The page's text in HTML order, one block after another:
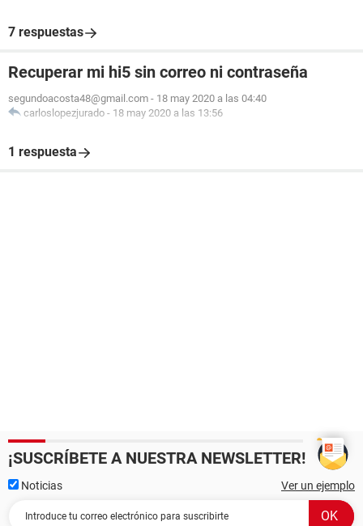
7 respuestas
Recuperar mi hi5 sin correo ni contraseña
segundoacosta48@gmail.com - 18 may 2020 a las 04:40
carloslopezjurado - 18 may 2020 a las 13:56
1 respuesta
¡SUSCRÍBETE A NUESTRA NEWSLETTER!
Noticias Ver un ejemplo